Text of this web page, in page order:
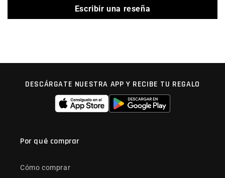
Escribir una reseña
DESCÁRGATE NUESTRA APP Y RECIBE TU REGALO
Por qué comprar
Cómo comprar